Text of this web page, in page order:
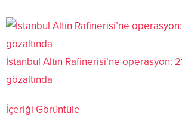
İstanbul Altın Rafinerisi’ne operasyon:
gözaltında
İçeriği Görüntüle